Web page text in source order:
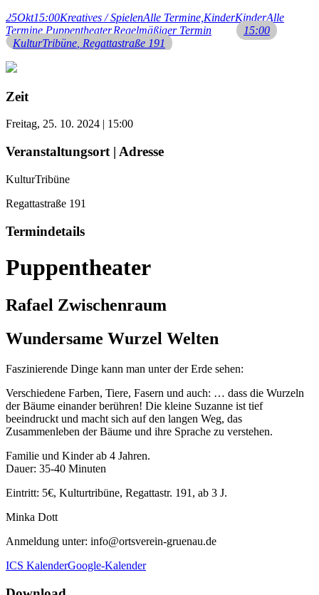
25Okt15:00Kreatives / SpielenAlle Termine, KinderKinderAlle
Termine, Puppentheater,Regelmäßiger Termin
15:00
KulturTribüne , Regattastraße 191
Zeit
Freitag, 25. 10. 2024 | 15:00
Veranstaltungsort | Adresse
KulturTribüne
Regattastraße 191
Termindetails
Puppentheater
Rafael Zwischenraum
Wundersame Wurzel Welten
Faszinierende Dinge kann man unter der Erde sehen:
Verschiedene Farben, Tiere, Fasern und auch: … dass die Wurzeln
der Bäume einander berühren! Die kleine Suzanne ist tief
beeindruckt und macht sich auf den langen Weg, das
Zusammenleben der Bäume und ihre Sprache zu verstehen.
Familie und Kinder ab 4 Jahren.
Dauer: 35-40 Minuten
Eintritt: 5€, Kulturtribüne, Regattastr. 191, ab 3 J.
Minka Dott
Anmeldung unter: info@ortsverein-gruenau.de
ICS KalenderGoogle-Kalender